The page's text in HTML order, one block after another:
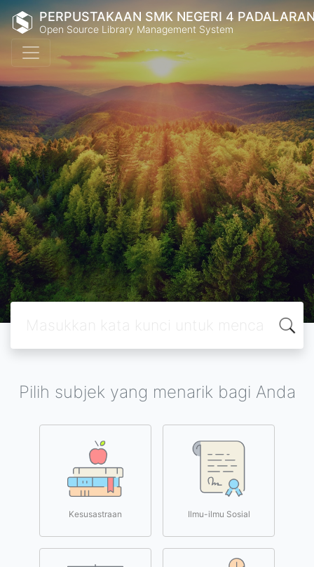
PERPUSTAKAAN SMK NEGERI 4
Open Source Library Management System
Pilih subjek yang menarik bagi Anda
Kesusastraan Ilmu-ilmu Sosial